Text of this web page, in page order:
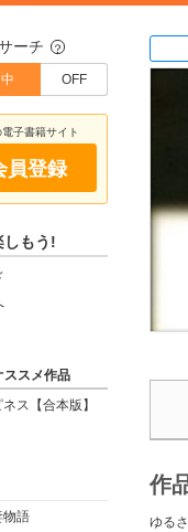
ーチ ？
中 OFF
子書籍サイト
員登録
しもう!
ススメ作品
ス【合本版】
物語
作
ゆる